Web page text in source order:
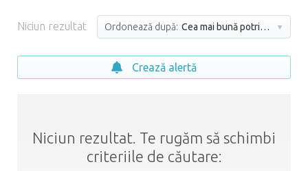
Niciun rezultat Ordonează după: Cea mai bună potrivire
Crează alertă
Niciun rezultat. Te rugăm să schimbi
criteriile de căutare: